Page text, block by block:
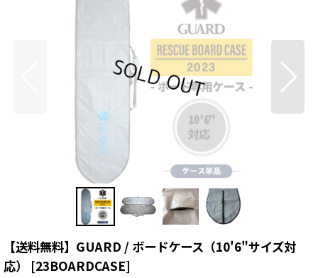
【送料無料】GUARD / ボードケース（10'6"サイズ対
応）
[23BOARDCASE]